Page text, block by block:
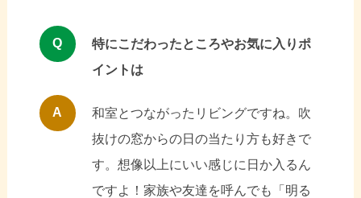
Q
特にこだわったところやお気に入りポ
イントは
A
和室とつながったリビングですね。吹
抜けの窓からの日の当たり方も好きで
す。想像以上にいい感じに日か入るん
ですよ！家族や友達を呼んでも「明る